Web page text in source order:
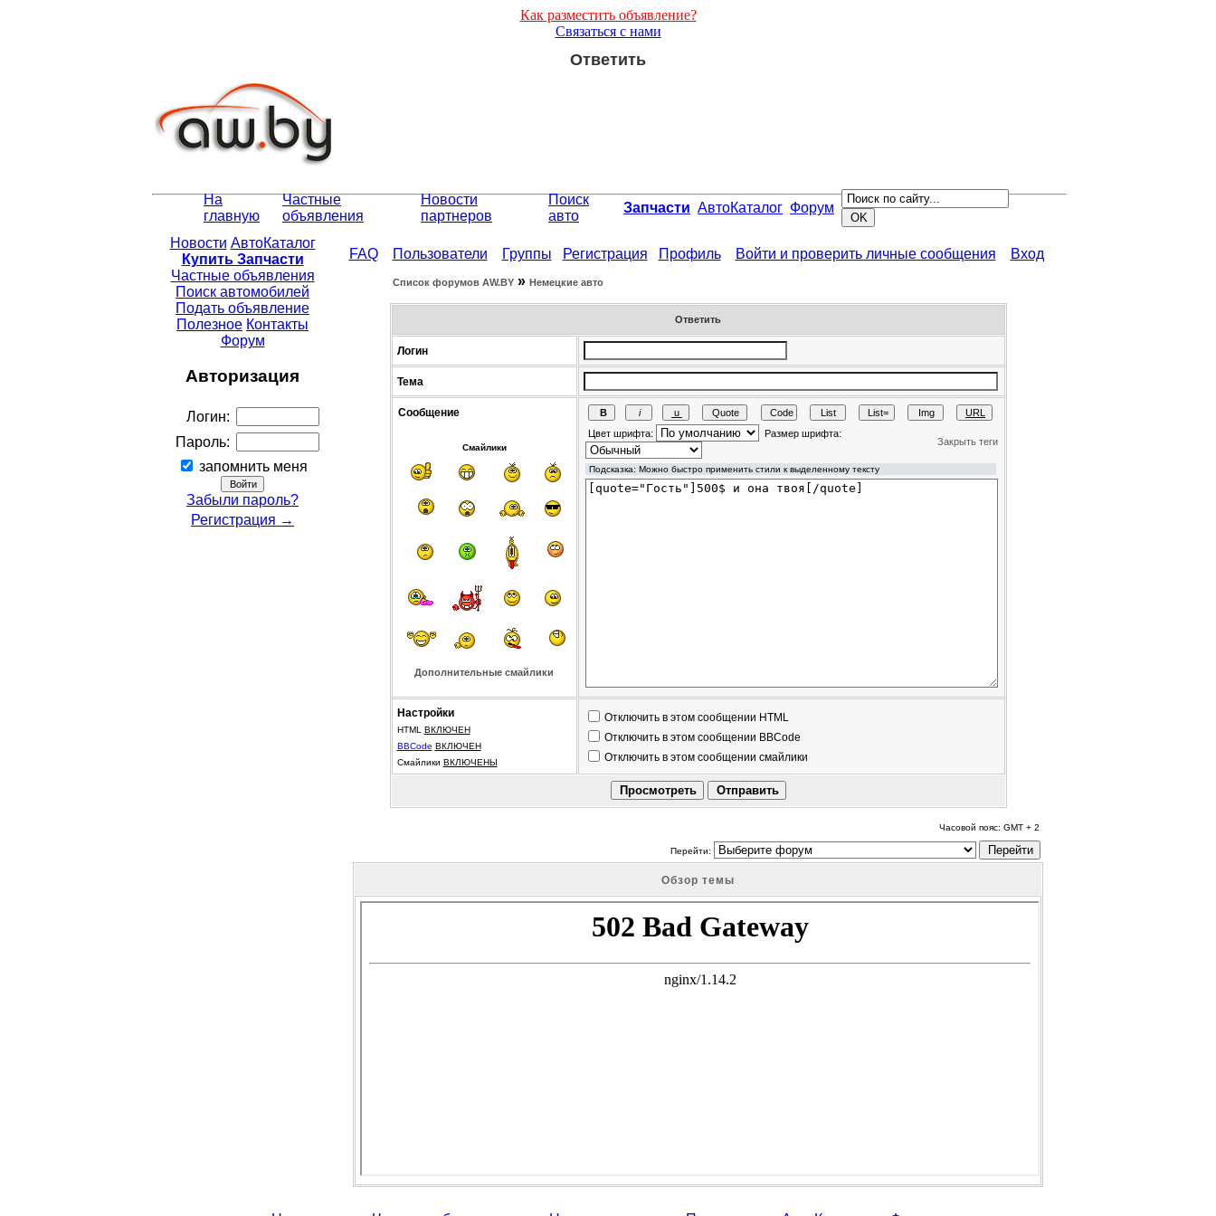
Как разместить объявление?
Связаться с нами
Ответить
На
главную
Частные
объявления
Новости
партнеров
Поиск
авто
Запчасти АвтоКаталог Форум
Новости АвтоКаталог
Купить Запчасти
Частные объявления
Поиск автомобилей
Подать объявление
Полезное Контакты
Форум
Авторизация
Логин:
Пароль:
запомнить меня
Забыли пароль?
Регистрация →
FAQ Пользователи Группы Регистрация Профиль Войти и проверить личные сообщения Вход
Список форумов АW.BY» Немецкие авто
Ответить
Логин
Тема
Сообщение
Смайлики
Дополнительные смайлики
Цвет шрифта: Размер шрифта:
Закрыть теги
Настройки
HTML ВКЛЮЧЕН
BBCode ВКЛЮЧЕН
Смайлики ВКЛЮЧЕНЫ
Отключить в этом сообщении HTML
Отключить в этом сообщении BBCode
Отключить в этом сообщении смайлики
Часовой пояс: GMT + 2
Перейти:
Обзор темы